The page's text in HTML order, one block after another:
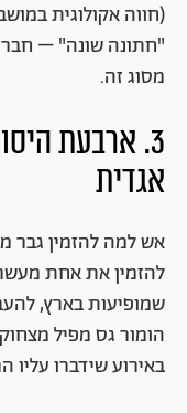
(חווה אקולוגית
"חתונה שונה" –
מסוג זה.
3. ארבעת
אגדית
אש למה להזמין גבר
להזמין את אחת
שמופיעות בארץ,
הומור גס מפיל
באירוע שידברו